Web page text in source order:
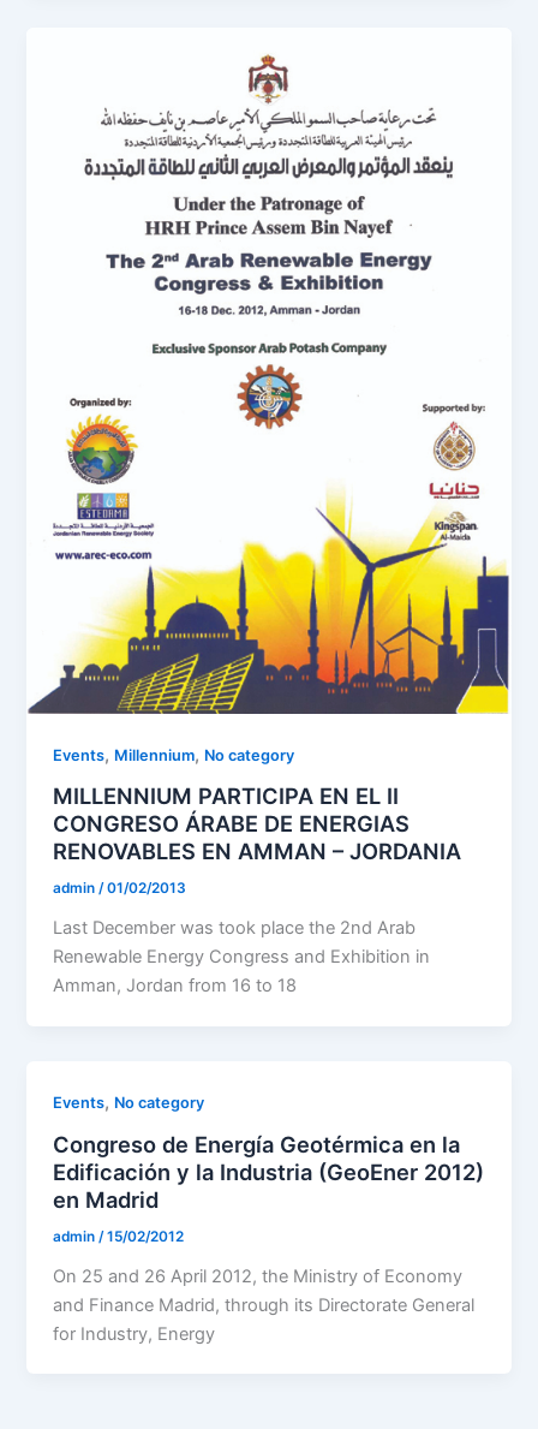
Events, Millennium, No category
MILLENNIUM PARTICIPA EN EL II
CONGRESO ÁRABE DE ENERGIAS
RENOVABLES EN AMMAN – JORDANIA
admin/01/02/2013
Last December was took place the 2nd Arab
Renewable Energy Congress and Exhibition in
Amman, Jordan from 16 to 18
Events, No category
Congreso de Energía Geotérmica en la
Edificación y la Industria (GeoEner 2012)
en Madrid
admin /15/02/2012
On 25 and 26 April 2012, the Ministry of Economy
and Finance Madrid, through its Directorate General
for Industry, Energy